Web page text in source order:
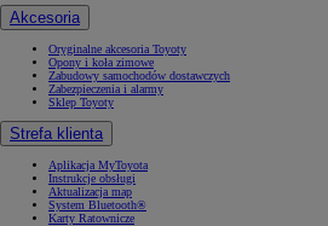
Akcesoria
Oryginalne akcesoria Toyoty
Opony i koła zimowe
Zabudowy samochodów dostawczych
Zabezpieczenia i alarmy
Sklep Toyoty
Strefa klienta
Aplikacja MyToyota
Instrukcje obsługi
Aktualizacja map
System Bluetooth®
Karty Ratownicze